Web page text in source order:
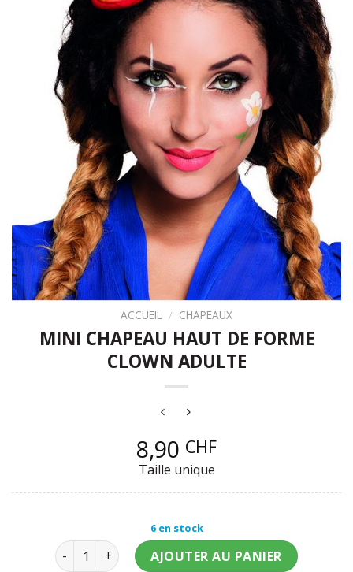
ACCUEIL / CHAPEAUX
MINI CHAPEAU HAUT DE FORME
CLOWN ADULTE
8,90 CHF
Taille unique
6 en stock
quantité de Mini chapeau haut de forme clown
AJOUTER AU PANIER